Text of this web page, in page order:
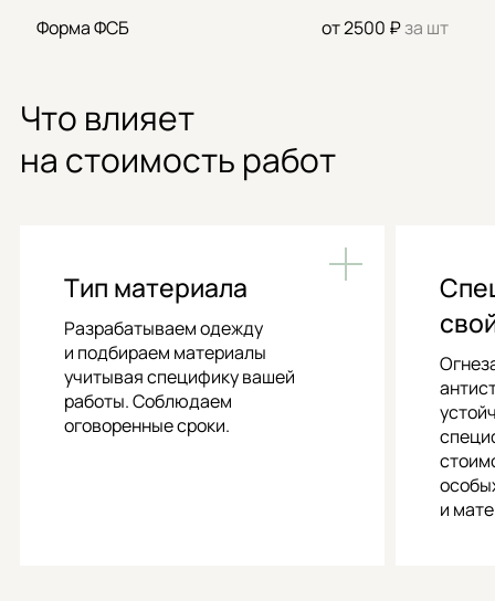
Форма ФСБ от 2500 ₽за шт
Что влияет
на стоимость работ
Тип материала
Разрабатываем одежду
и подбираем материалы
учитывая специфику вашей
работы. Соблюдаем
оговоренные сроки.
и